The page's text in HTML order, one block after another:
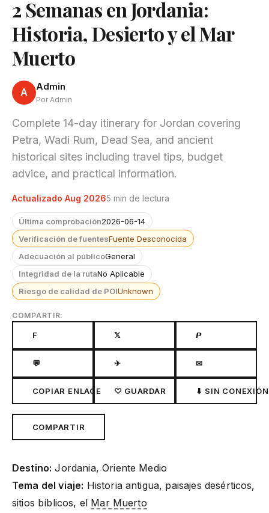
2 Semanas en Jordania:
Historia, Desierto y el Mar
Muerto
A Admin
Por Admin
Complete 14-day itinerary for Jordan covering
Petra, Wadi Rum, Dead Sea, and ancient
historical sites including travel tips, budget
advice, and practical information.
Actualizado Aug 20265 min de lectura
Última comprobación2026-06-14
Verificación de fuentesFuente Desconocida
Adecuación al públicoGeneral
Integridad de la rutaNo Aplicable
Riesgo de calidad de POIUnknown
COMPARTIR:
F 𝕏 𝙋
💬 ✈ ✉
COPIAR ENLACE ♡ GUARDAR ⬇ SIN CONEXIÓN
COMPARTIR
Destino: Jordania, Oriente Medio
Tema del viaje: Historia antigua, paisajes desérticos,
sitios bíblicos, el Mar Muerto